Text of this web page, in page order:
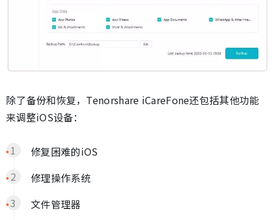
除了备份和恢复，Tenorshare iCareFone还包括其他功能
来调整iOS设备：
修复困难的iOS
修理操作系统
文件管理器